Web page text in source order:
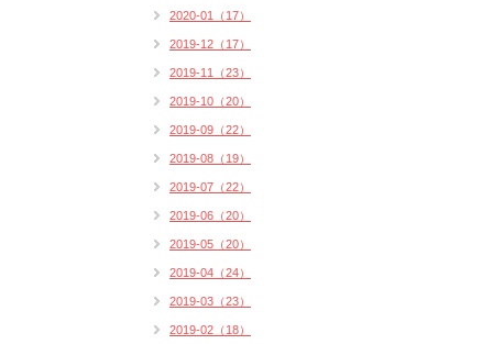
2020-01（17）
2019-12（17）
2019-11（23）
2019-10（20）
2019-09（22）
2019-08（19）
2019-07（22）
2019-06（20）
2019-05（20）
2019-04（24）
2019-03（23）
2019-02（18）